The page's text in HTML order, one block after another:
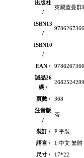
出版社
/
英屬蓋曼群
ISBN13
/
ISBN10
/
EAN /
誠品26
碼 /
頁數 /
368
注音版
/
否
裝訂 /
P:平裝
語言 /
1:中文 繁體
尺寸 /
17*22